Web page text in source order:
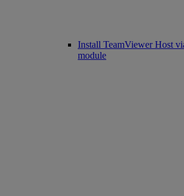
Install TeamViewer Host
module